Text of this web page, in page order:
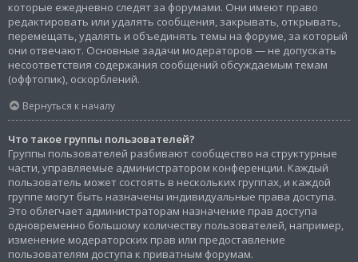
которые ежедневно следят за форумами. Они имеют право
редактировать или удалять сообщения, закрывать, открывать,
перемещать, удалять и объединять темы на форуме, за который
они отвечают. Основные задачи модераторов — не допускать
несоответствия содержания сообщений обсуждаемым темам
(оффтопик), оскорблений.
Вернуться к началу
Что такое группы пользователей?
Группы пользователей разбивают сообщество на структурные
части, управляемые администратором конференции. Каждый
пользователь может состоять в нескольких группах, и каждой
группе могут быть назначены индивидуальные права доступа.
Это облегчает администраторам назначение прав доступа
одновременно большому количеству пользователей, например,
изменение модераторских прав или предоставление
пользователям доступа к приватным форумам.